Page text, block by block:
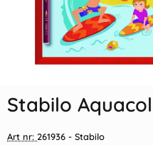
Indexflikar och Frixion clicker
55 kr/st
Stabilo
Art nr: 261936 - Stabilo